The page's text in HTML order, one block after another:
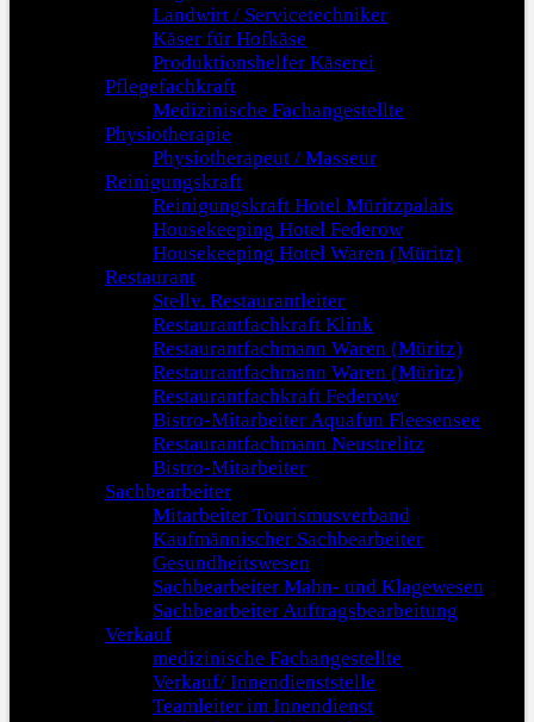
Landwirt / Servicetechniker
Käser für Hofkäse
Produktionshelfer Käserei
Pflegefachkraft
Medizinische Fachangestellte
Physiotherapie
Physiotherapeut / Masseur
Reinigungskraft
Reinigungskraft Hotel Müritzpalais
Housekeeping Hotel Federow
Housekeeping Hotel Waren (Müritz)
Restaurant
Stellv. Restaurantleiter
Restaurantfachkraft Klink
Restaurantfachmann Waren (Müritz)
Restaurantfachmann Waren (Müritz)
Restaurantfachkraft Federow
Bistro-Mitarbeiter Aquafun Fleesensee
Restaurantfachmann Neustrelitz
Bistro-Mitarbeiter
Sachbearbeiter
Mitarbeiter Tourismusverband
Kaufmännischer Sachbearbeiter
Gesundheitswesen
Sachbearbeiter Mahn- und Klagewesen
Sachbearbeiter Auftragsbearbeitung
Verkauf
medizinische Fachangestellte
Verkauf/ Innendienststelle
Teamleiter im Innendienst